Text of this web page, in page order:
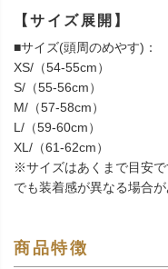
【サイズ展開】
■サイズ(頭周のめやす)：
XS/（54-55cm）
S/（55-56cm）
M/（57-58cm）
L/（59-60cm）
XL/（61-62cm）
※サイズはあくまで目安
でも装着感が異なる場合が
商品特徴